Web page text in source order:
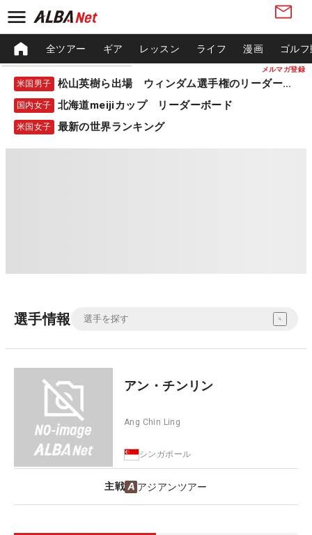
メルマガ登録
全ツアー ギア レッスン ライフ 漫画 ゴル
米国男子 松山英樹ら出場 ウィンダム選手権のリーダーボード
国内女子 北海道meijiカップ リーダーボード
米国女子 最新の世界ランキング
選手情報
アン・チンリン
Ang Chin Ling
シンガポール
主戦 アジアンツアー